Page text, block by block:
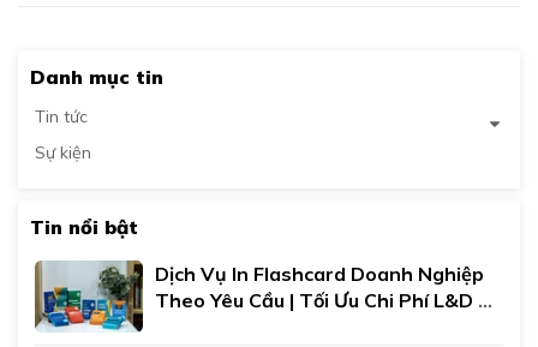
Danh mục tin
Tin tức
Sự kiện
Tin nổi bật
Dịch Vụ In Flashcard Doanh Nghiệp
Theo Yêu Cầu | Tối Ưu Chi Phí L&D